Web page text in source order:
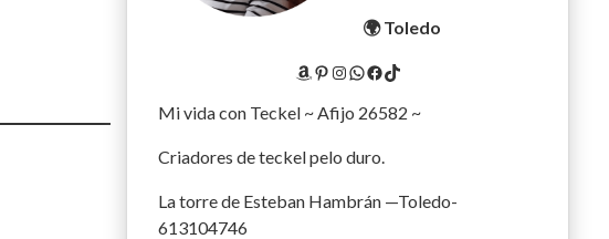
🌍 Toledo
Amazon Pinterest Instagram WhatsApp Facebook TikTok
Mi vida con Teckel ~ Afijo 26582 ~
Criadores de teckel pelo duro.
La torre de Esteban Hambrán —Toledo-
613104746